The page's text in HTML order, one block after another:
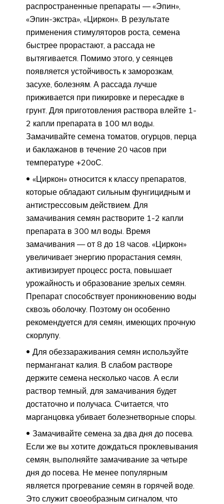
распространенные препараты — «Эпин»,
«Эпин-экстра», «Циркон». В результате
применения стимуляторов роста, семена
быстрее прорастают, а рассада не
вытягивается. Помимо этого, у сеянцев
появляется устойчивость к заморозкам,
засухе, болезням. А рассада лучше
приживается при пикировке и пересадке в
грунт. Для приготовления раствора влейте 1-
2 капли препарата в 100 мл воды.
Замачивайте семена томатов, огурцов, перца
и баклажанов в течение 20 часов при
температуре +20оС.
«Циркон» относится к классу препаратов,
которые обладают сильным фунгицидным и
антистрессовым действием. Для
замачивания семян растворите 1-2 капли
препарата в 300 мл воды. Время
замачивания — от 8 до 18 часов. «Циркон»
увеличивает энергию прорастания семян,
активизирует процесс роста, повышает
урожайность и образование зрелых семян.
Препарат способствует проникновению воды
сквозь оболочку. Поэтому он особенно
рекомендуется для семян, имеющих прочную
скорлупу.
Для обеззараживания семян используйте
перманганат калия. В слабом растворе
держите семена несколько часов. А если
раствор темный, для замачивания будет
достаточно и получаса. Считается, что
марганцовка убивает болезнетворные споры.
Замачивайте семена за два дня до посева.
Если же вы хотите дождаться проклевывания
семян, выполняйте замачивание за четыре
дня до посева. Не менее популярным
является прогревание семян в горячей воде.
Это служит своеобразным сигналом, что